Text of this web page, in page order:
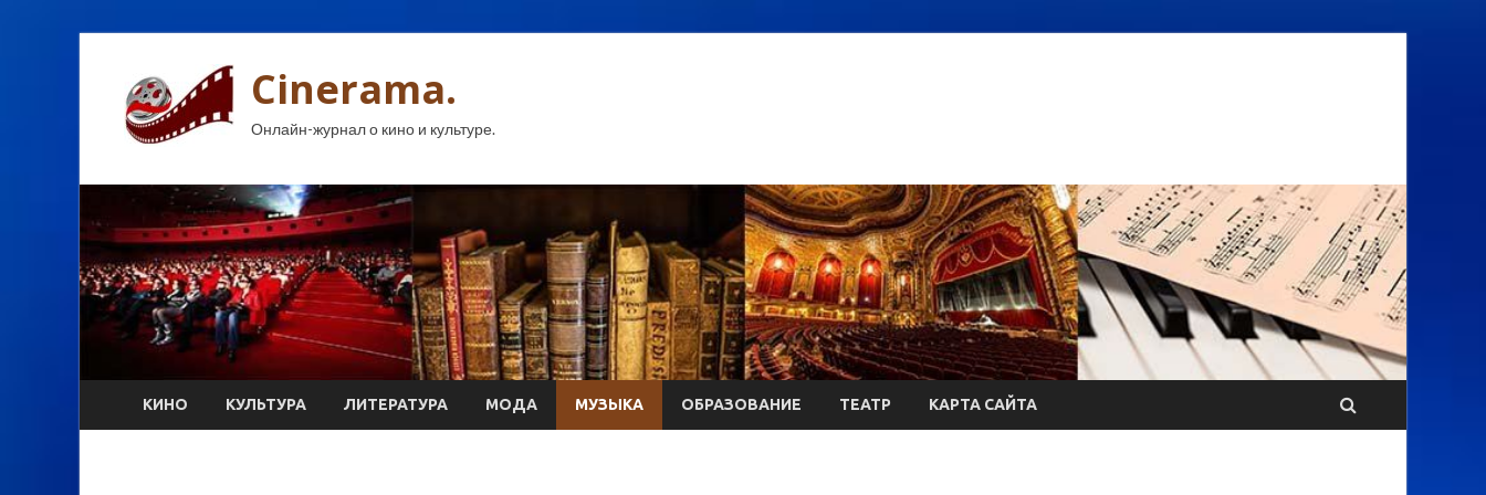
Cinerama.
Онлайн-журнал о кино и культуре.
КИНО КУЛЬТУРА ЛИТЕРАТУРА МОДА МУЗЫКА ОБРАЗОВАНИЕ ТЕАТР КАРТА САЙТА